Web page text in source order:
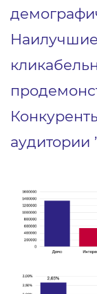
аудитории